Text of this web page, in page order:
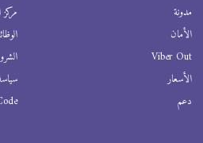
مدونة
الأمان
Viber Out
الأسعار
دعم